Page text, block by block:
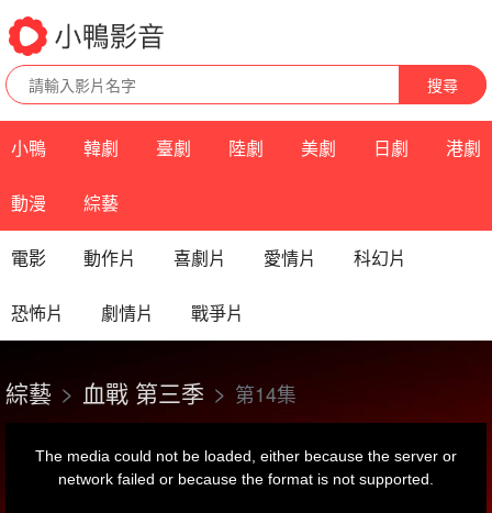
搜尋
小鴨 韓劇 臺劇 陸劇 美劇 日劇 港劇
動漫 綜藝
電影 動作片 喜劇片 愛情片 科幻片
恐怖片 劇情片 戰爭片
綜藝 血戰 第三季 第14集